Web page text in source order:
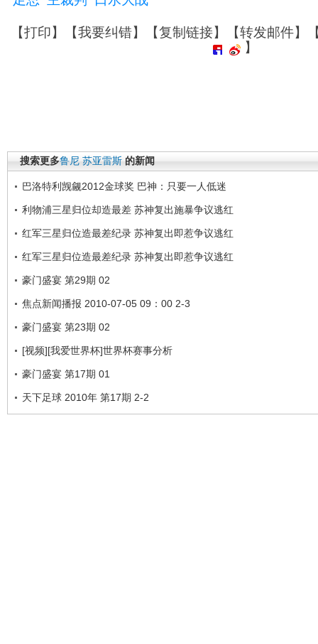
【打印】【我要纠错】【复制链接】【转发邮件】
】
搜索更多鲁尼 苏亚雷斯 的新闻
巴洛特利觊觎2012金球奖 巴神：只要一人低迷
利物浦三星归位却造最差 苏神复出施暴争议逃红
红军三星归位造最差纪录 苏神复出即惹争议逃红
红军三星归位造最差纪录 苏神复出即惹争议逃红
豪门盛宴 第29期 02
焦点新闻播报 2010-07-05 09：00 2-3
豪门盛宴 第23期 02
[视频][我爱世界杯]世界杯赛事分析
豪门盛宴 第17期 01
天下足球 2010年 第17期 2-2